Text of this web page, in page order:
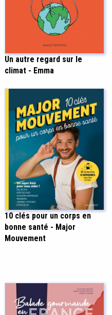
Un autre regard sur le
climat - Emma
10 clés pour un corps en
bonne santé - Major
Mouvement